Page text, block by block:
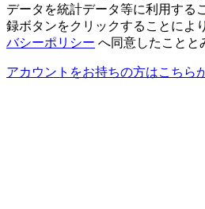
データを統計データ等に利用する
録ボタンをクリックすることにより
バシーポリシー へ同意したことと
アカウントをお持ちの方はこちら